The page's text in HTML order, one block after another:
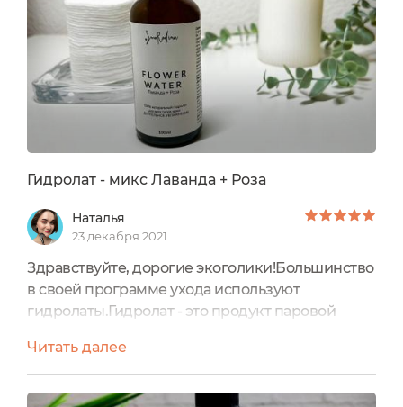
или флоральная вода, продукт паровой
дистилляции цветов и листьев растений....
Гидролат - микс Лаванда + Роза
Наталья
23 декабря 2021
Здравствуйте, дорогие экоголики!Большинство
в своей программе ухода используют
гидролаты.Гидролат - это продукт паровой
эфирных масел.У разных производителей
встречала только моногидролаты, т е «гидролат
ромашки», например.Поэтому, когда увидела у
Читать далее